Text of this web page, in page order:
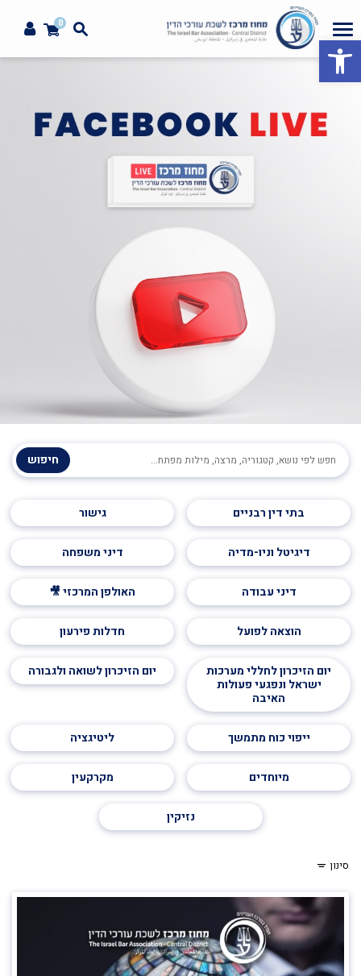
פתח סרגל נגישות
0
חיפוש
בתי דין רבניים גישור
דיגיטל וניו-מדיה דיני משפחה
דיני עבודה האולפן המרכזי 🎥
הוצאה לפועל חדלות פירעון
יום הזיכרון לחללי מערכות
ישראל ונפגעי פעולות
האיבה
יום הזיכרון לשואה ולגבורה
ייפוי כוח מתמשך ליטיגציה
מיוחדים מקרקעין
נזיקין
סינון